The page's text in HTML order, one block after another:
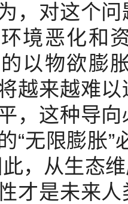
对这个问
境恶化和
以物欲膨
越来越难
，这种导
“无限膨胀
此，从生态
才是未来